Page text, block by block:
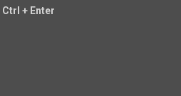
Ctrl + Enter